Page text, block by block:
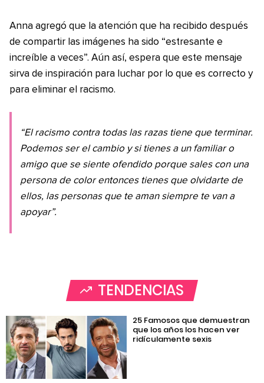
Anna agregó que la atención que ha recibido después
de compartir las imágenes ha sido “estresante e
increíble a veces”. Aún así, espera que este mensaje
sirva de inspiración para luchar por lo que es correcto y
para eliminar el racismo.
“El racismo contra todas las razas tiene que terminar.
Podemos ser el cambio y si tienes a un familiar o
amigo que se siente ofendido porque sales con una
persona de color entonces tienes que olvidarte de
ellos, las personas que te aman siempre te van a
apoyar”.
TENDENCIAS
25 Famosos que demuestran
que los años los hacen ver
ridículamente sexis